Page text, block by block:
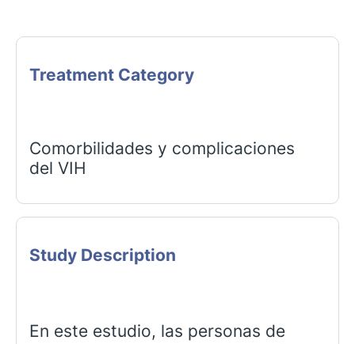
Treatment Category
Comorbilidades y complicaciones
del VIH
Study Description
En este estudio, las personas de